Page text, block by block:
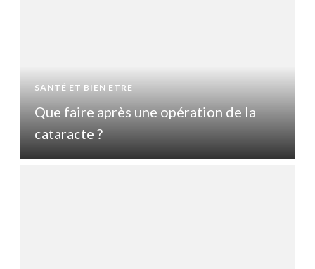
SANTÉ ET BIEN ÊTRE
Que faire après une opération de la
cataracte ?